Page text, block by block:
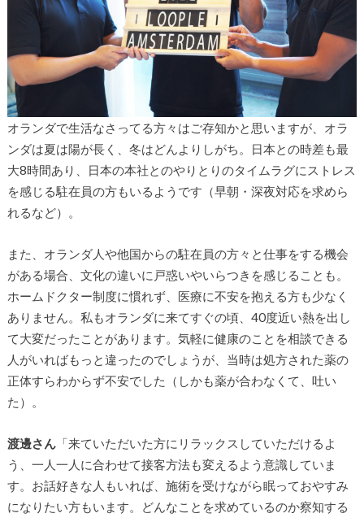
オランダで生活なさってる方々はご存知かと思いますが、オラ
ンダは夏は陽が長く、冬はどんよりしがち。日本との時差も最
大8時間あり、日本の本社とのやりとりのタイムラグにストレス
を感じる駐在員の方もいるようです（早朝・深夜対応を求めら
れるなど）。
また、オランダ人や他国からの駐在員の方々と仕事をする機会
がある場合、文化の違いに戸惑いやいらつきを感じることも。
ホームドクター制度に慣れず、医療に不安を抱える方も少なく
ありません。私もオランダに来てすぐの頃、40度近い熱を出し
て大変だったことがあります。気軽に健康のことを相談できる
人がいればもっと違ったのでしょうが、当時は処方された薬の
正体すらわからず不安でした（しかも薬が合わなくて、吐い
た）。
渡邊さん 「来ていただいた方にリラックスしていただけるよ
う、一人一人に合わせて接客方法も変えるよう意識していま
す。お話好きな人もいれば、施術を受けながら眠っておやすみ
になりたい方もいます。どんなことを求めているのか察知する